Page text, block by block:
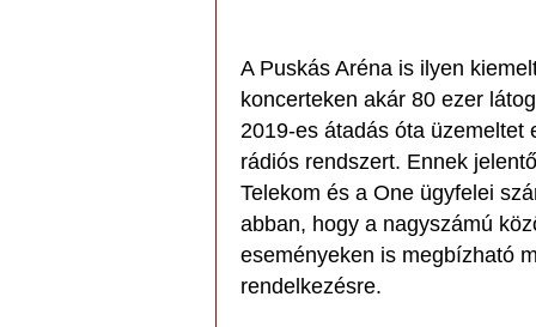
A Puskás Aréna is ilyen
koncerteken akár 80 ezer
2019-es átadás óta üzemeltet
rádiós rendszert. Ennek
Telekom és a One ügyfelei
abban, hogy a nagyszámú
eseményeken is megbízható
rendelkezésre.